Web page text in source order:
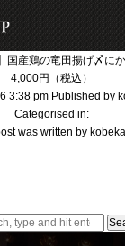
国産鶏の竜田揚げ〆に
4,000円（税込）
3:38 pm Published by
Categorised in:
was written by